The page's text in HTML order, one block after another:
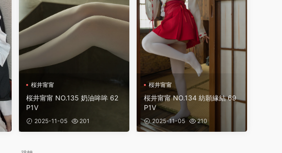
桜井甯甯
桜井甯甯 NO.135 奶油哞哞 62
P1V
2025-11-05 201
桜井甯甯
桜井甯甯 NO.134 紡願緣結 69
P1V
2025-11-05 210